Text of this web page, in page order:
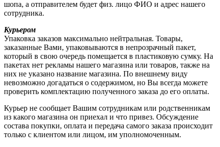
шопа, а отправителем будет физ. лицо ФИО и адрес нашего
сотрудника.
Курьером
Упаковка заказов максимально нейтральная. Товары,
заказанные Вами, упаковываются в непрозрачный пакет,
который в свою очередь помещается в пластиковую сумку. На
пакетах нет рекламы нашего магазина или товаров, также на
них не указано название магазина. По внешнему виду
невозможно догадаться о содержимом, но Вы всегда можете
проверить комплектацию полученного заказа до его оплаты.
Курьер не сообщает Вашим сотрудникам или родственникам
из какого магазина он приехал и что привез. Обсуждение
состава покупки, оплата и передача самого заказа происходит
только с клиентом или лицом, им уполномоченным.